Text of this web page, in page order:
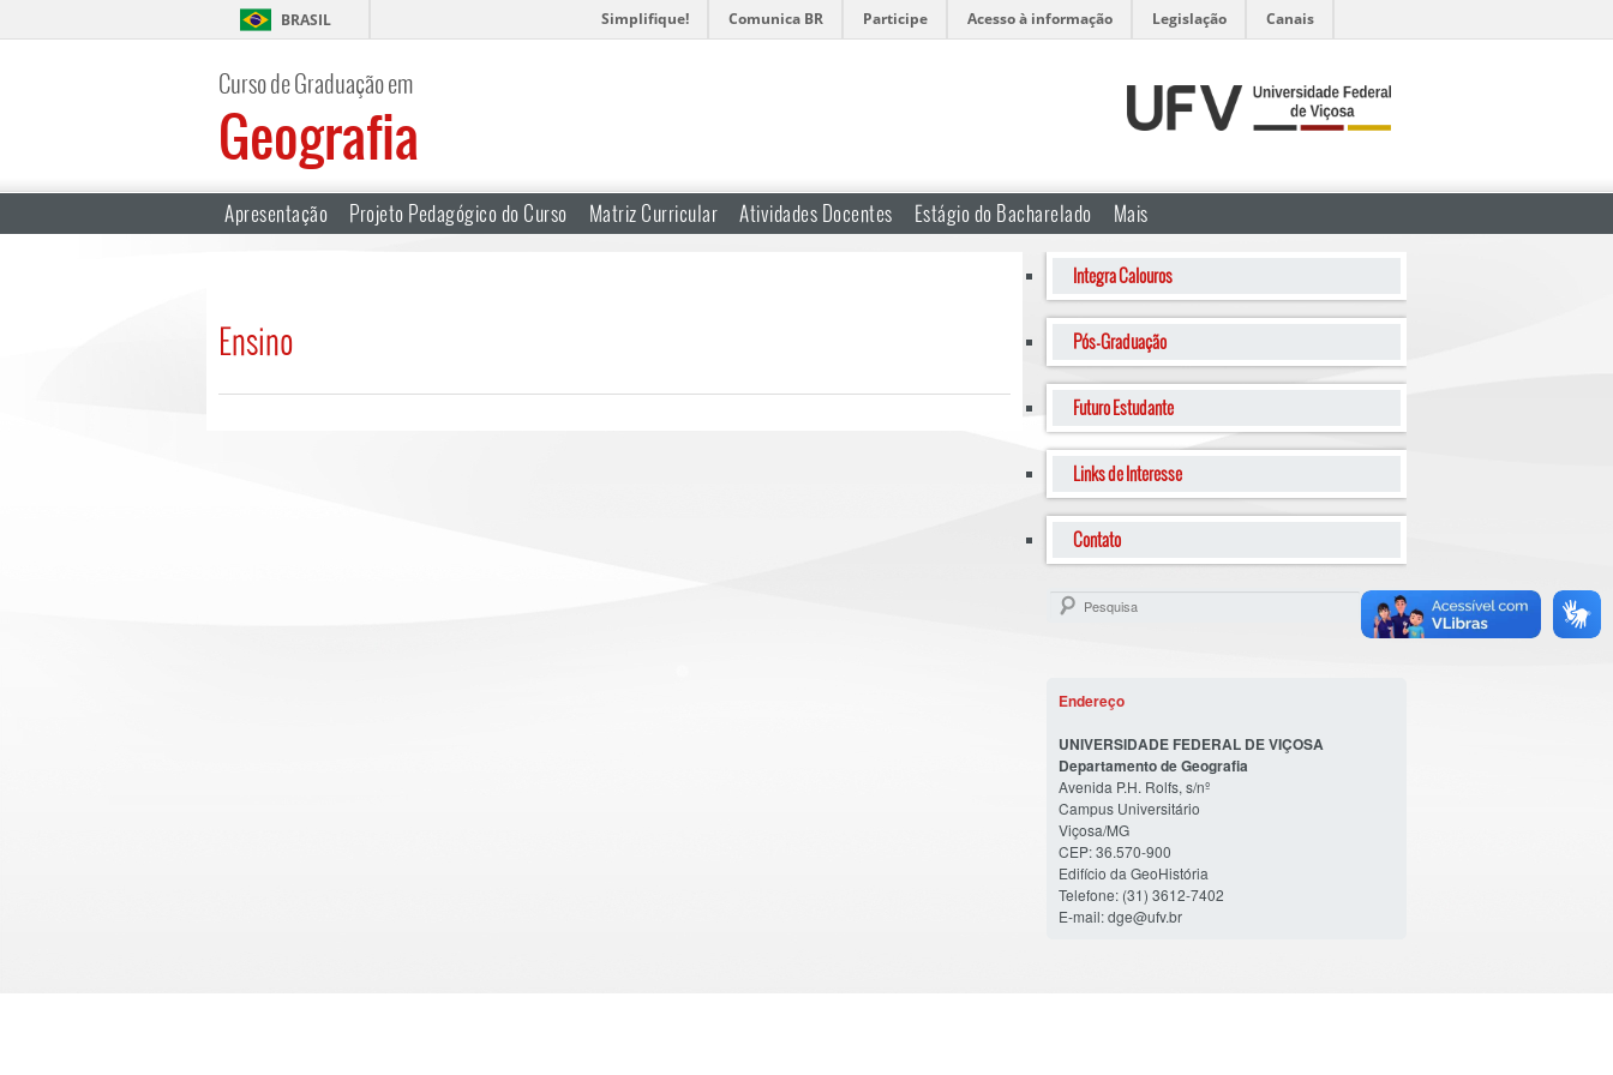
BRASIL Simplifique! Comunica BR Participe Acesso à informação Legislação Canais
Curso de Graduação em
Geografia
Apresentação Projeto Pedagógico do Curso Matriz Curricular Atividades Docentes Estágio do Bacharelado Mais
Ensino
Integra Calouros
Pós-Graduação
Futuro Estudante
Links de Interesse
Contato
Endereço
UNIVERSIDADE FEDERAL DE VIÇOSA
Departamento de Geografia
Avenida P.H. Rolfs, s/nº
Campus Universitário
Viçosa/MG
CEP: 36.570-900
Edifício da GeoHistória
Telefone: (31) 3612-7402
E-mail: dge@ufv.br